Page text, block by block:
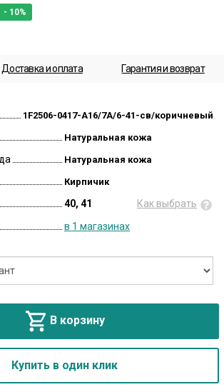
- 10%
Доставка и оплата Гарантия и возврат
1F2506-0417-A16/7A/6-41-св/коричневый
Натуральная кожа
Натуральная кожа
Кирпичик
40, 41
Как выбрать
в 1 магазинах
В корзину
Купить в один клик